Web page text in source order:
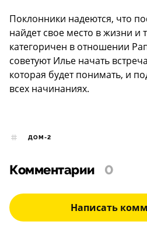
Поклонники надеются, что
найдет свое место в жизни и
категоричен в отношении
советуют Илье начать
которая будет понимать, и
всех начинаниях.
ДОМ-2
Комментарии 0
Написать